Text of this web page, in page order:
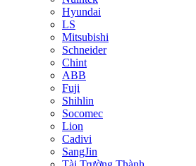
Hyundai
LS
Mitsubishi
Schneider
Chint
ABB
Fuji
Shihlin
Socomec
Lion
Cadivi
SangJin